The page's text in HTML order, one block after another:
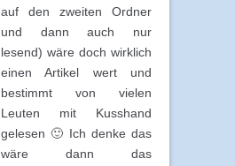
auf den zweiten Ordner
und dann auch nur
lesend) wäre doch wirklich
einen Artikel wert und
bestimmt von vielen
Leuten mit Kusshand
gelesen 🙂 Ich denke das
wäre dann das